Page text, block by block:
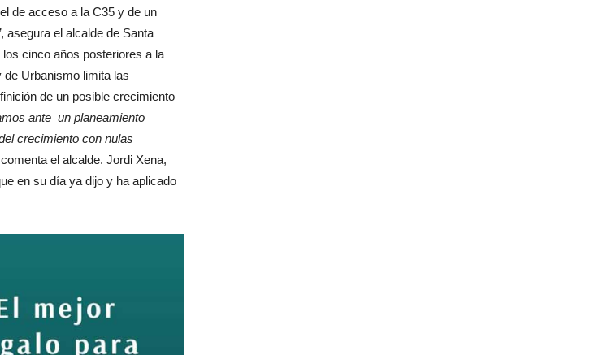
de acceso a la C35 y de un
, asegura el alcalde de Santa
cinco años posteriores a la
de Urbanismo limita las
de un posible crecimiento
ante un planeamiento
crecimiento con nulas
el alcalde. Jordi Xena,
en su día ya dijo y ha aplicado